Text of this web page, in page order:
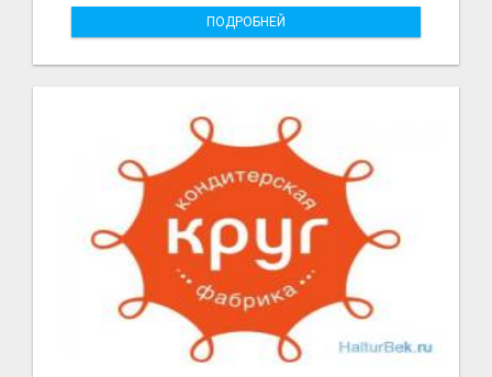
ПОДРОБНЕЙ